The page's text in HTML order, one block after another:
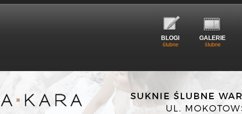
BLOGI
ślubne
GALERIE
ślubne